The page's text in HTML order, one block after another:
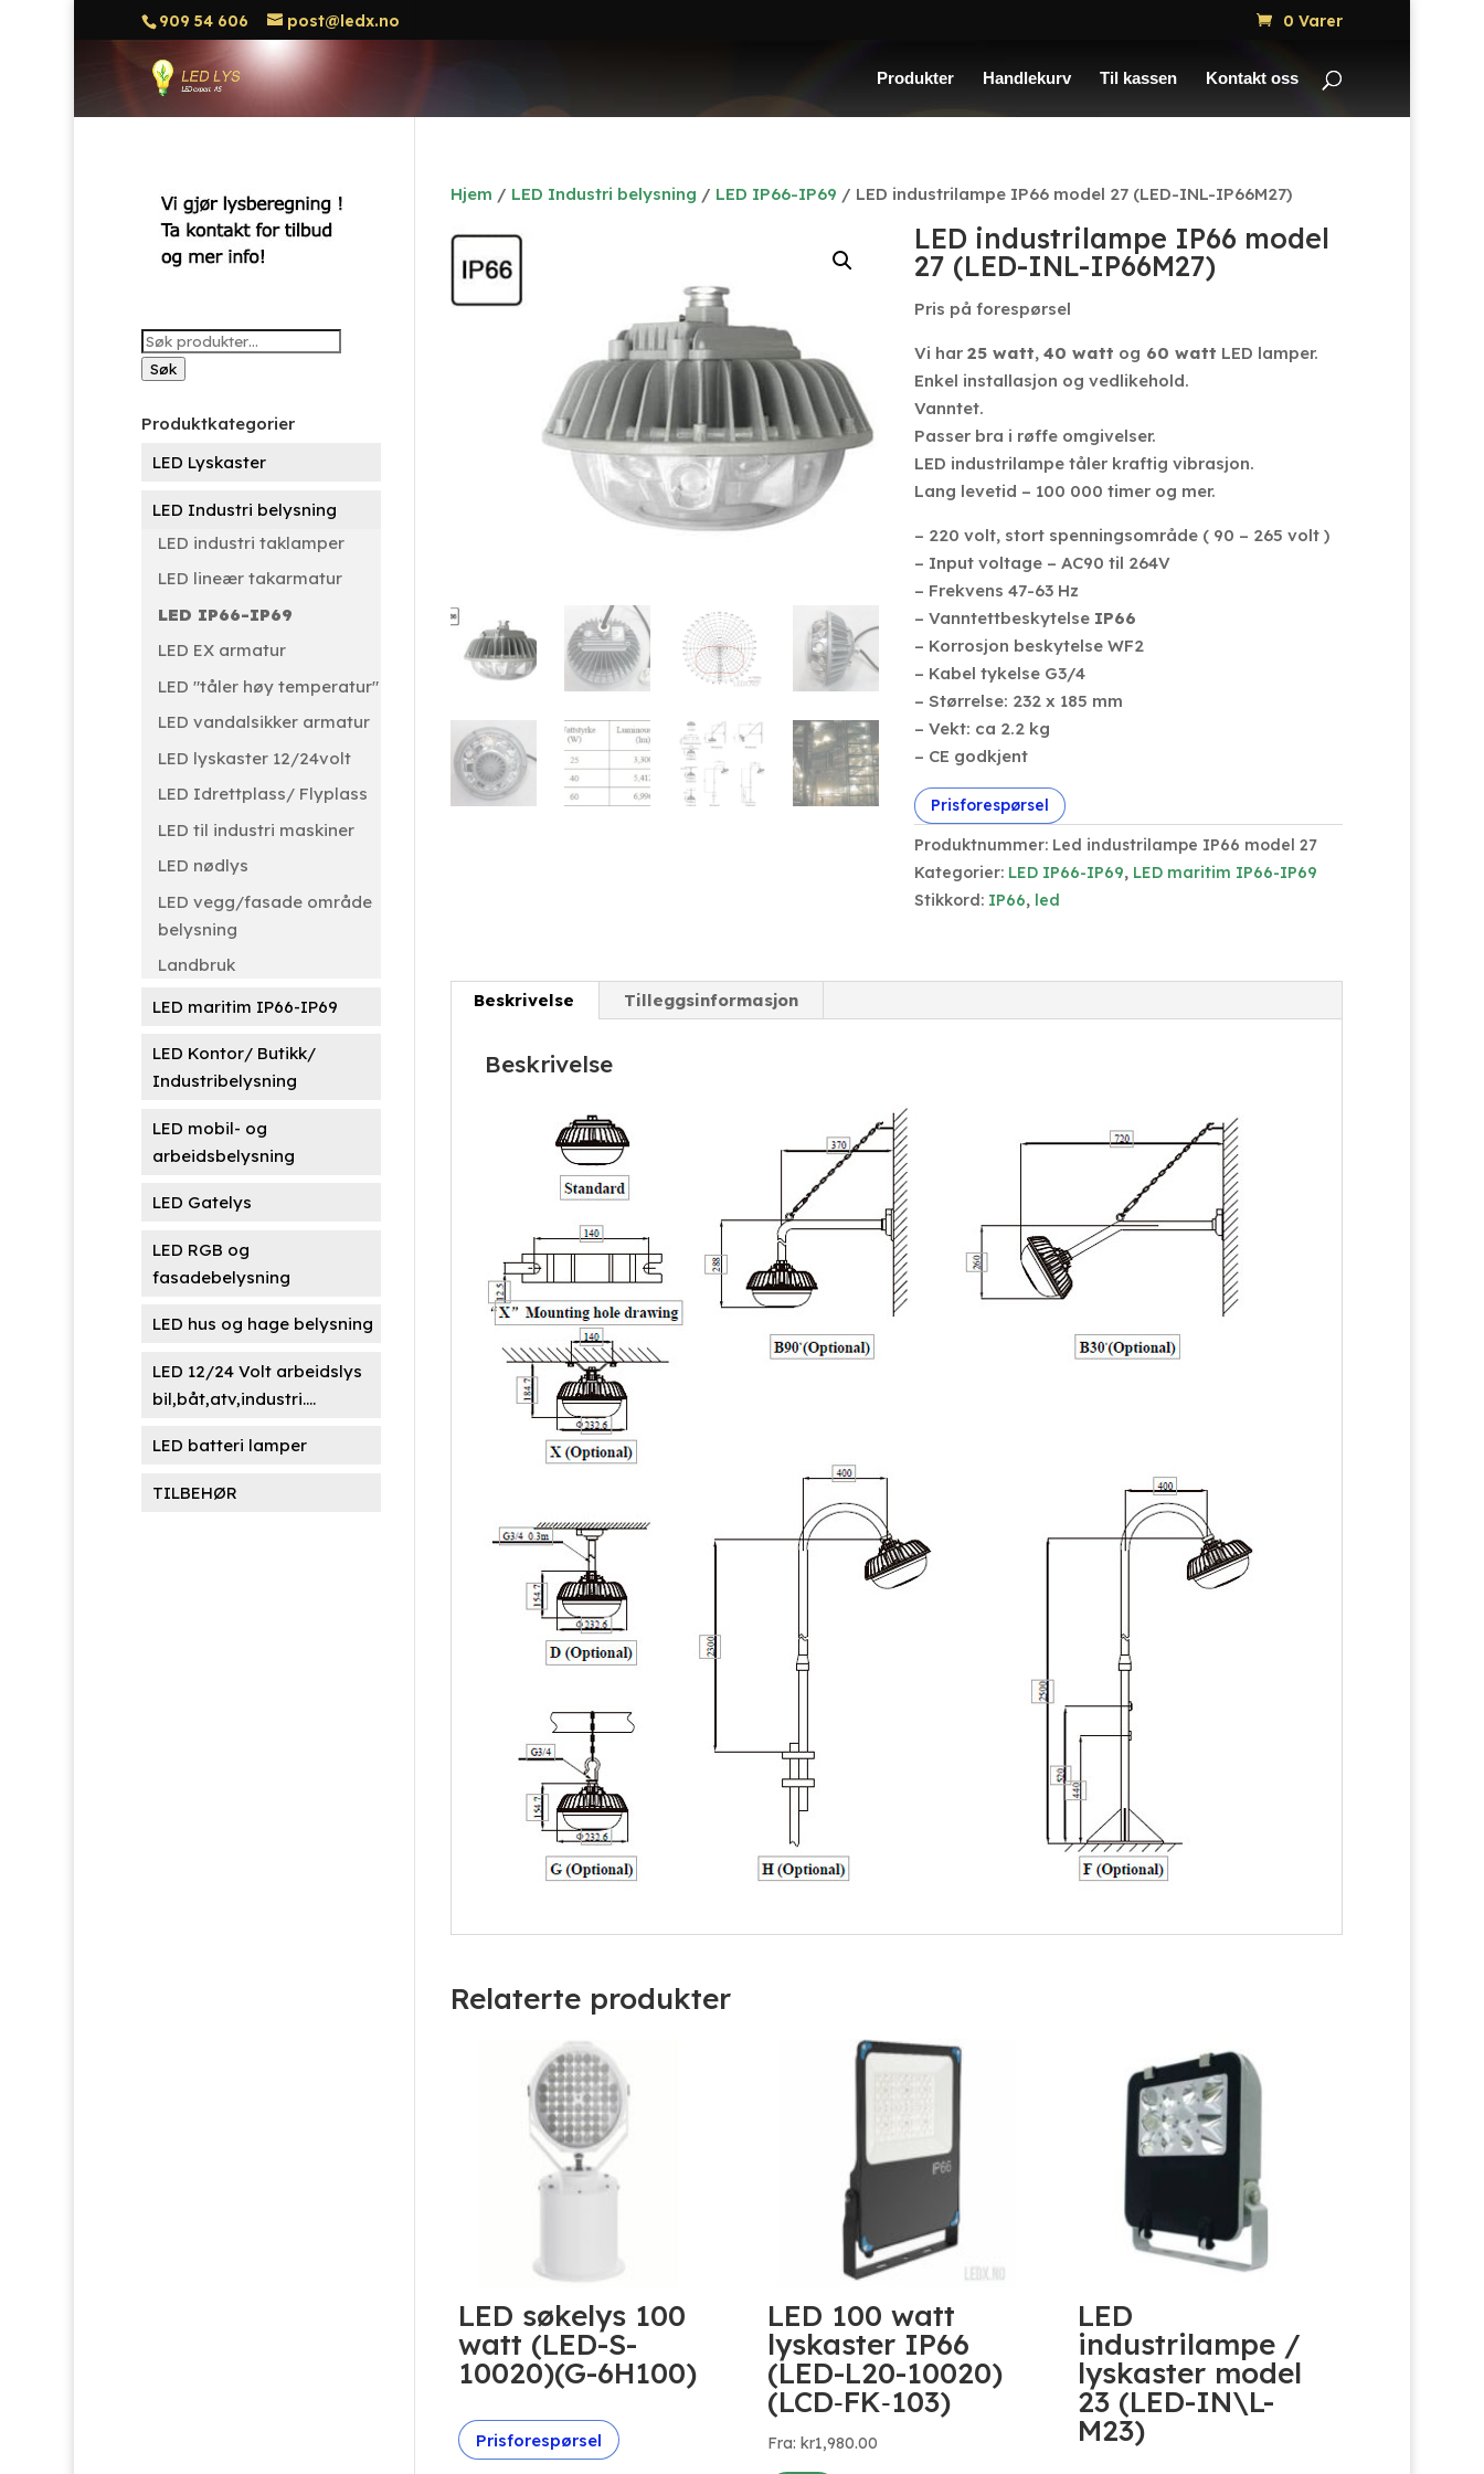
909 54 606 post@ledx.no 0 Varer
Produkter Handlekurv Til kassen Kontakt oss
Søk
etter:
Søk
Produktkategorier
LED Lyskaster
LED Industri belysning
LED industri taklamper
LED lineær takarmatur
LED IP66-IP69
LED EX armatur
LED "tåler høy temperatur"
LED vandalsikker armatur
LED lyskaster 12/24volt
LED Idrettplass/ Flyplass
LED til industri maskiner
LED nødlys
LED vegg/fasade område
belysning
Landbruk
LED maritim IP66-IP69
LED Kontor/ Butikk/
Industribelysning
LED mobil- og
arbeidsbelysning
LED Gatelys
LED RGB og
fasadebelysning
LED hus og hage belysning
LED 12/24 Volt arbeidslys
bil,båt,atv,industri....
LED batteri lamper
TILBEHØR
Hjem / LED Industri belysning / LED IP66-IP69 / LED industrilampe IP66 model 27 (LED-INL-IP66M27)
LED industrilampe IP66 model
27 (LED-INL-IP66M27)
Pris på forespørsel
Vi har25 watt,40 watt og 60 watt LED lamper.
Enkel installasjon og vedlikehold.
Vanntet.
Passer bra i røffe omgivelser.
LED industrilampe tåler kraftig vibrasjon.
Lang levetid – 100 000 timer og mer.
– 220 volt, stort spenningsområde ( 90 – 265 volt )
– Input voltage – AC90 til 264V
– Frekvens 47-63 Hz
– Vanntettbeskytelse IP66
– Korrosjon beskytelse WF2
– Kabel tykelse G3/4
– Størrelse: 232 x 185 mm
– Vekt: ca 2.2 kg
– CE godkjent
Prisforespørsel
Produktnummer: Led industrilampe IP66 model 27
Kategorier: LED IP66-IP69, LED maritim IP66-IP69
Stikkord: IP66, led
Beskrivelse Tilleggsinformasjon
Beskrivelse
Relaterte produkter
LED søkelys 100
watt (LED-S-
10020)(G-6H100)
Prisforespørsel
LED 100 watt
lyskaster IP66
(LED-L20-10020)
(LCD‐FK‐103)
Fra: kr1,980.00
LED
industrilampe /
lyskaster model
23 (LED-IN\L-
M23)